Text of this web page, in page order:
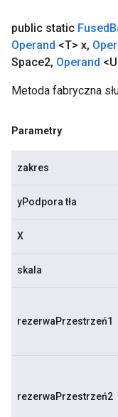
public static Fused
Operand <T> x,
Space2, Operand
Metoda fabryczna
Parametry
zakres
yPodpora tła
X
skala
rezerwaPrzestrzeń1
rezerwaPrzestrzeń2